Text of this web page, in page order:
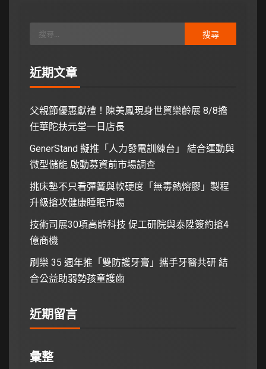
近期文章
父親節優惠獻禮！陳美鳳現身世貿樂齡展 8/8擔
任華陀扶元堂一日店長
GenerStand 擬推「人力發電訓練台」 結合運動與
微型儲能 啟動募資前市場調查
挑床墊不只看彈簧與軟硬度「無毒熱熔膠」製程
升級搶攻健康睡眠市場
技術司展30項高齡科技 促工研院與泰陞簽約搶4
億商機
刷樂 35 週年推「雙防護牙膏」攜手牙醫共研 結
合公益助弱勢孩童護齒
近期留言
彙整